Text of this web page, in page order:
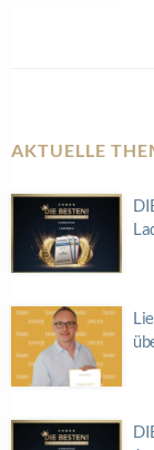
AKTUELLE